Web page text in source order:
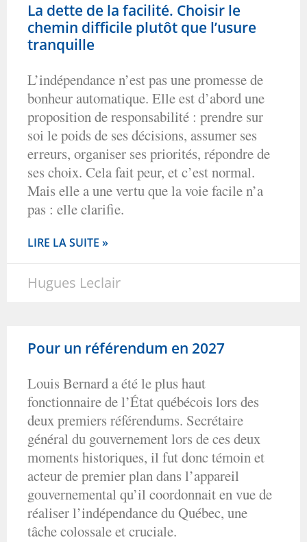
La dette de la facilité. Choisir le
chemin difficile plutôt que l’usure
tranquille
L’indépendance n’est pas une promesse de
bonheur automatique. Elle est d’abord une
proposition de responsabilité : prendre sur
soi le poids de ses décisions, assumer ses
erreurs, organiser ses priorités, répondre de
ses choix. Cela fait peur, et c’est normal.
Mais elle a une vertu que la voie facile n’a
pas : elle clarifie.
LIRE LA SUITE »
Hugues Leclair
Pour un référendum en 2027
Louis Bernard a été le plus haut
fonctionnaire de l’État québécois lors des
deux premiers référendums. Secrétaire
général du gouvernement lors de ces deux
moments historiques, il fut donc témoin et
acteur de premier plan dans l’appareil
gouvernemental qu’il coordonnait en vue de
réaliser l’indépendance du Québec, une
tâche colossale et cruciale.